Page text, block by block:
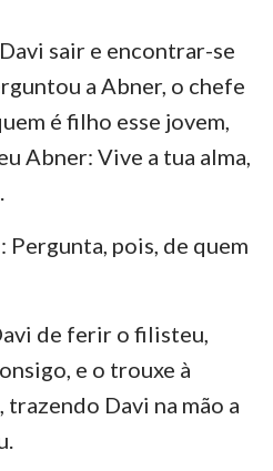
sair e encontrar-se
a Abner, o chefe
é filho esse jovem,
Abner: Vive a tua alma,
Pergunta, pois, de quem
de ferir o filisteu,
e o trouxe à
trazendo Davi na mão a